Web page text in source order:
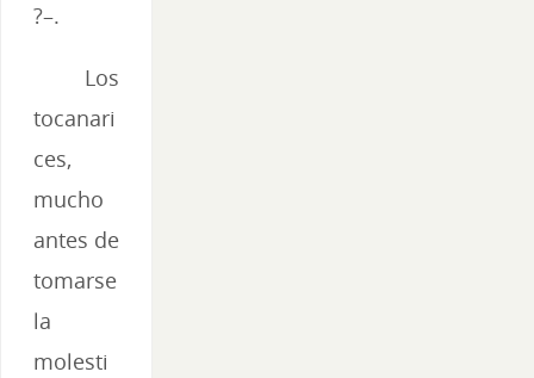
?–.
Los
tocanari
ces,
mucho
antes de
tomarse
la
molesti